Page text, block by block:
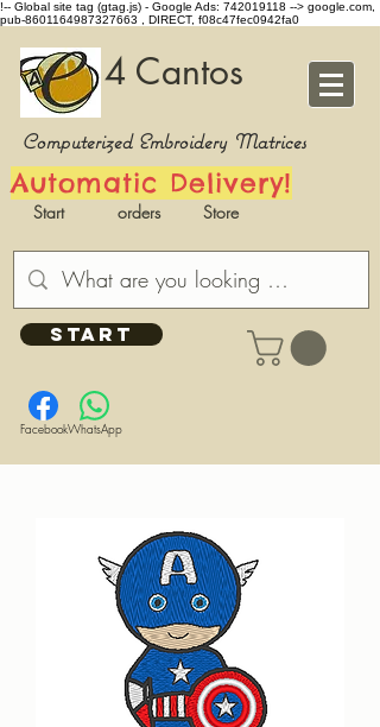
!-- Global site tag (gtag.js) - Google Ads: 742019118 --> google.com,
pub-8601164987327663 , DIRECT, f08c47fec0942fa0
4 Cantos
Computerized Embroidery Matrices
Automatic Delivery!
Start orders Store
START
FacebookWhatsApp